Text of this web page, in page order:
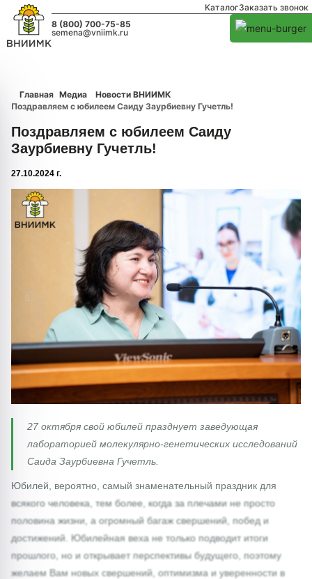
КаталогЗаказать звонок
8 (800) 700-75-85
semena@vniimk.ru
Главная Медиа
Новости ВНИИМК
Поздравляем с юбилеем Саиду Заурбиевну Гучетль!
Поздравляем с юбилеем Саиду
Заурбиевну Гучетль!
27.10.2024 г.
1/0
27 октября свой юбилей празднует заведующая
лабораторией молекулярно-генетических исследований
Саида Заурбиевна Гучетль.
Юбилей, вероятно, самый знаменательный праздник для
всякого человека, тем более, когда за плечами не просто
половина жизни, а огромный багаж свершений, побед и
достижений. Юбилейная веха не только подводит итоги
прошлого, но и открывает перспективы будущего, поэтому
желаем Вам новых свершений, оптимизма и уверенности в